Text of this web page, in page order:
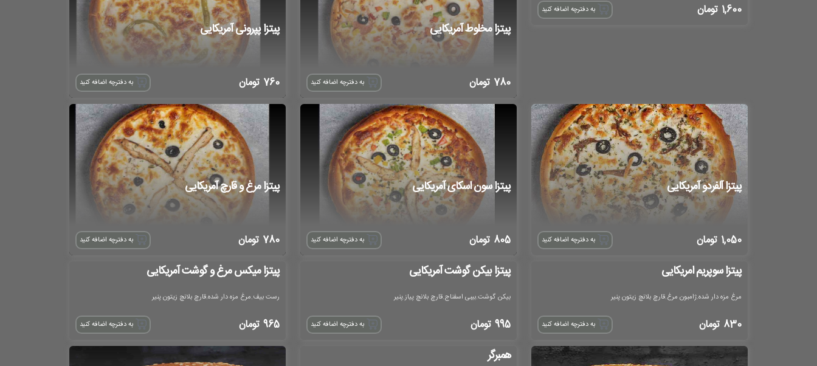
1,600 تومان به دفترچه اضافه کنید
پیتزا مخلوط آمریکایی
780 تومان به دفترچه اضافه کنید
پیتزا پپرونی آمریکایی
760 تومان به دفترچه اضافه کنید
پیتزا آلفردو آمریکایی
1,050 تومان به دفترچه اضافه کنید
پیتزا سون اسکای آمریکایی
805 تومان به دفترچه اضافه کنید
پیتزا مرغ و قارچ آمریکایی
780 تومان به دفترچه اضافه کنید
پیتزا سوپریم امریکایی
مرغ مزه دار شده.ژامبون مرغ.قارچ بلانچ زیتون پنیر
830 تومان به دفترچه اضافه کنید
پیتزا بیکن گوشت آمریکایی
بیکن گوشت.بیبی اسفناج.قارچ بلانچ پیاز.پنیر
995 تومان به دفترچه اضافه کنید
پیتزا میکس مرغ و گوشت آمریکایی
رست بیف.مرغ مزه دار شده.قارچ بلانچ زیتون پنیر
965 تومان به دفترچه اضافه کنید
همبرگر